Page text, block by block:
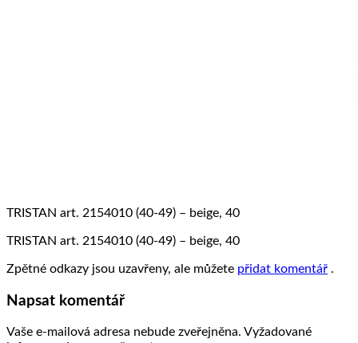
TRISTAN art. 2154010 (40-49) – beige, 40
TRISTAN art. 2154010 (40-49) – beige, 40
Zpětné odkazy jsou uzavřeny, ale můžete přidat komentář .
Napsat komentář
Vaše e-mailová adresa nebude zveřejněna. Vyžadované